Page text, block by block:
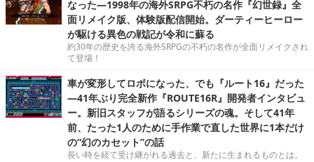
なった―1998年の海外SRPG不朽の名作『幻世録』全
面リメイク版、体験版配信開始。ダーティーヒーロー
が駆ける異色の戦記が令和に蘇る
約30年の歴史を誇る海外SRPGの不朽の名作が全面リメイクされ
て登場！
車が変形してロボになった、でも『ルート16』だった
―41年ぶり完全新作『ROUTE16R』開発者インタビュ
ー。新旧スタッフが語るシリーズの魂。そして41年
前、たった1人のために手作業で直した世界に1本だけ
の“幻のカセット”の話
長い時を経て受け継がれる過去と、新たに生まれるものとは。